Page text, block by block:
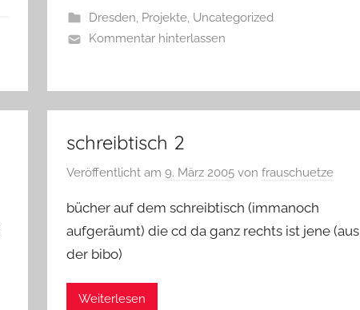
Dresden, Projekte, Uncategorized
Kommentar hinterlassen
schreibtisch 2
Veröffentlicht am9. März 2005 vonfrauschuetze
bücher auf dem schreibtisch (immanoch
aufgeräumt) die cd da ganz rechts ist jene (aus
der bibo)
Weiterlesen